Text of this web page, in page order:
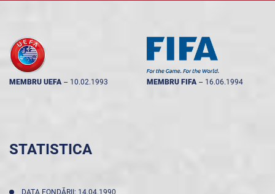
MEMBRU UEFA -- 10.02.1993 MEMBRU FIFA -- 16.06.1994
STATISTICA
DATA FONDĂRII: 14.04.1990